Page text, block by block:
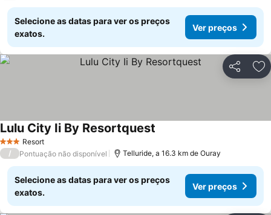
Selecione as datas para ver os preços
exatos.
Ver preços
Partilhar
3 EstrelasResort
Lulu City Ii By Resortquest
/ Pontuação não disponível Telluride, a 16.3 km de Ouray
Selecione as datas para ver os preços
exatos.
Ver preços